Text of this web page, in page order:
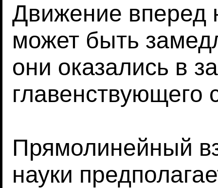
Движение вперед
может быть
они оказались в
главенствующего
Прямолинейный
науки